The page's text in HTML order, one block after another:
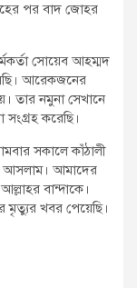
পর বাদ জোহর
সোয়েব আহম্মদ
আরেকজনের
তার নমুনা সেখানে
করেছি।
সকালে কাঁঠালী
আসলাম। আমাদের
বান্দাকে।
মৃত্যুর খবর পেয়েছি।